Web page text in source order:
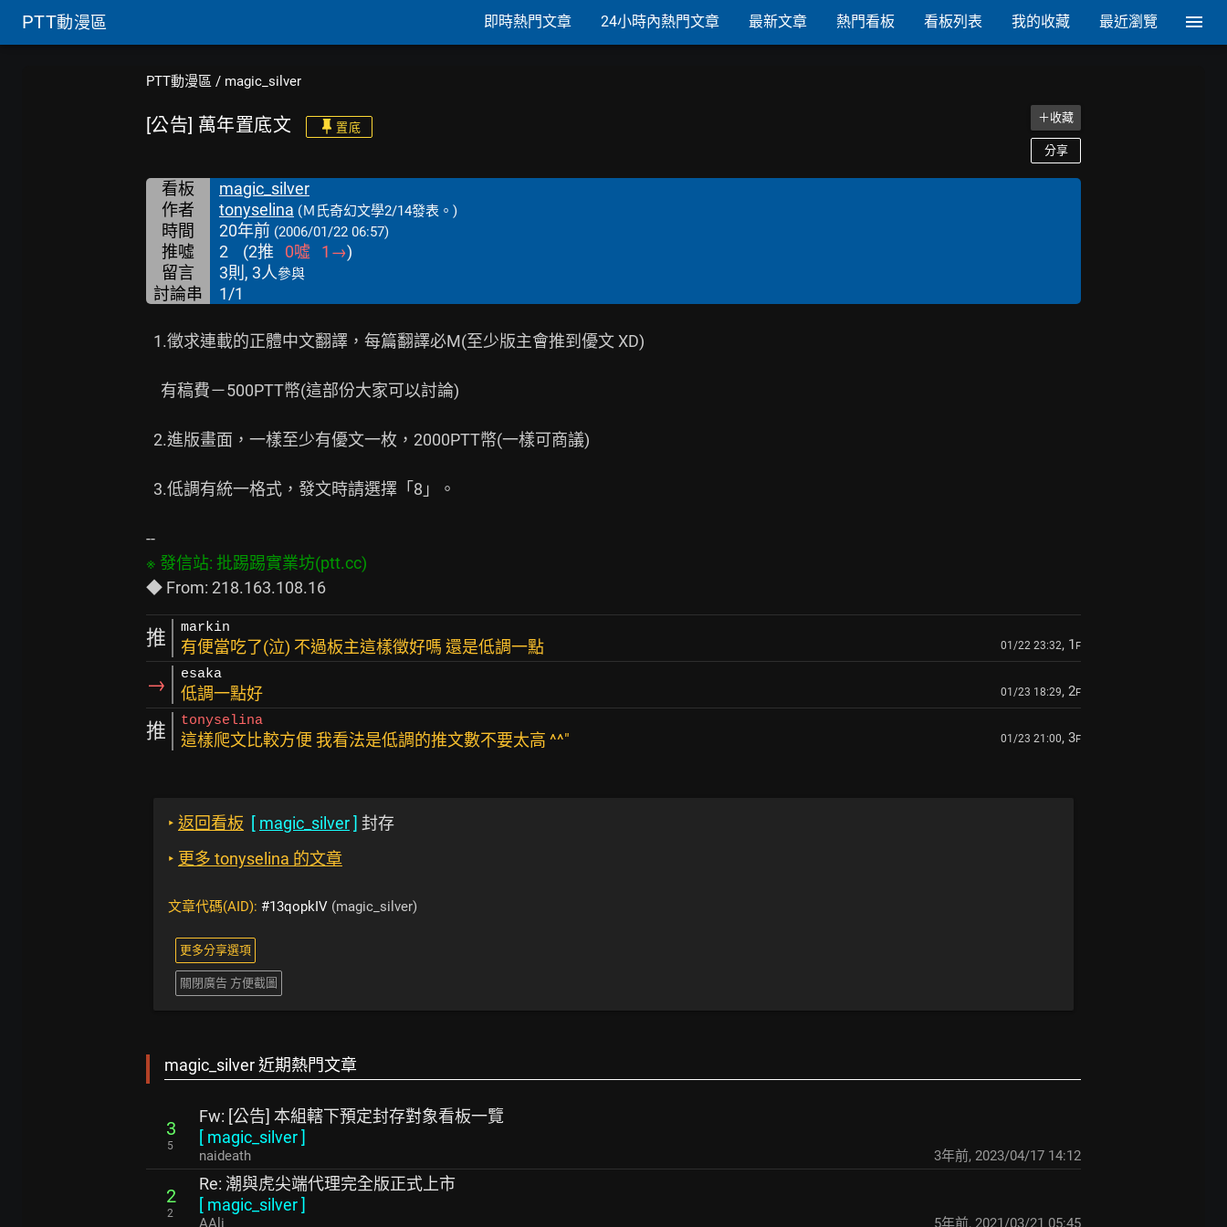
PTT動漫區 即時熱門文章 24小時內熱門文章 最新文章 熱門看板 看板列表 我的收藏 最近瀏覽
PTT動漫區 / magic_silver
[公告] 萬年置底文 置底
＋收藏
分享
看板
magic_silver
作者
tonyselina (Ｍ氏奇幻文學2/14發表。)
時間 20年前 (2006/01/22 06:57)
推噓 2 (2推 0噓 1 →)
留言
3則, 3人參與
討論串 1/1
推 markin
有便當吃了(泣) 不過板主這樣徵好嗎 還是低調一點 01/22 23:32, 1 F
→ esaka
低調一點好 01/23 18:29, 2F
推 tonyselina
這樣爬文比較方便 我看法是低調的推文數不要太高 ^^" 01/23 21:00, 3F
‣ 返回看板 [ magic_silver] 封存
‣ 更多 tonyselina 的文章
文章代碼(AID): #13qopkIV (magic_silver)
更多分享選項
關閉廣告 方便截圖
magic_silver 近期熱門文章
3
5
Fw: [公告] 本組轄下預定封存對象看板一覽
[ magic_silver]
naideath 3年前, 2023/04/17 14:12
2
2
Re: 潮與虎尖端代理完全版正式上市
[ magic_silver]
AAli 5年前, 2021/03/21 05:45